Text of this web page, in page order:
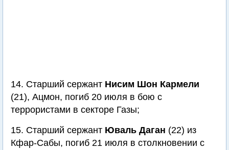
14. Старший сержант Нисим Шон Кармели
(21), Ацмон, погиб 20 июля в бою с
террористами в секторе Газы;
15. Старший сержант Юваль Даган (22) из
Кфар-Сабы, погиб 21 июля в столкновении с